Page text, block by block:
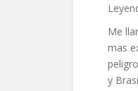
Me
mas
y